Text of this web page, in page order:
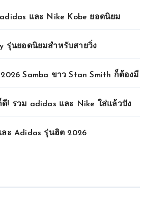
และ Nike Kobe ยอดนิยม
รุ่นยอดนิยมสำหรับสายวิ่ง
Samba ขาว Stan Smith ก็ต้องมี
ดี! รวม adidas และ Nike ใส่แล้วปัง
ละ Adidas รุ่นฮิต 2026